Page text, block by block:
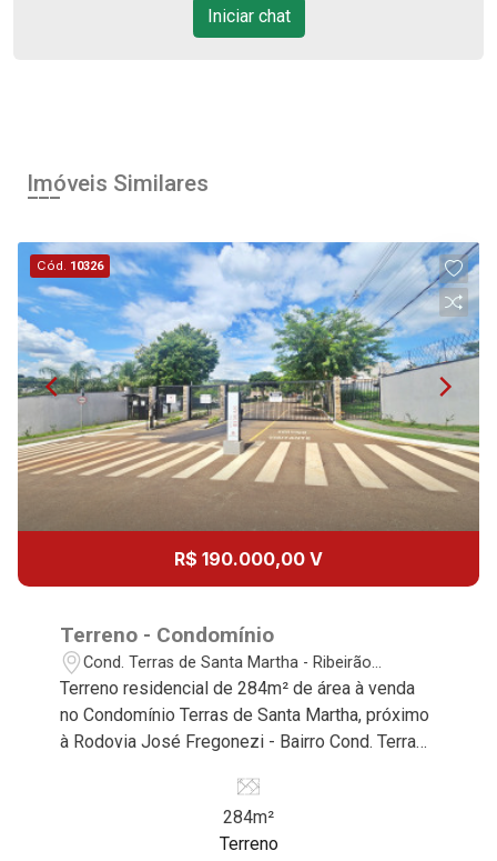
Iniciar chat
Imóveis Similares
Cód. 10326
R$ 190.000,00 V
Terreno - Condomínio
Cond. Terras de Santa Martha - Ribeirão
Preto/SP
Terreno residencial de 284m² de área à venda
no Condomínio Terras de Santa Martha, próximo
à Rodovia José Fregonezi - Bairro Cond. Terras
características deste imóvel que a Martinelli
Imobiliária selecionou para você: - 284m² de
área terreno - Declive - Condomínio fechado -
284m²
Terreno